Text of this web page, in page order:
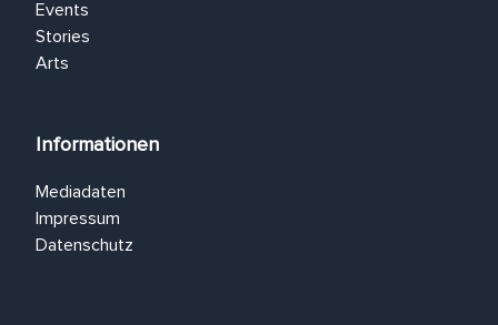
Events
Stories
Arts
Informationen
Mediadaten
Impressum
Datenschutz